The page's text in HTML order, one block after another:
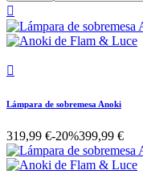


Lámpara de sobremesa Anoki
319,99 €-20%399,99 €